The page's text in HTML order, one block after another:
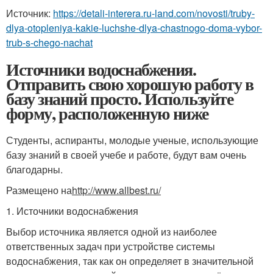
Источник: https://detali-interera.ru-land.com/novosti/truby-
dlya-otopleniya-kakie-luchshe-dlya-chastnogo-doma-vybor-
trub-s-chego-nachat
Источники водоснабжения.
Отправить свою хорошую работу в
базу знаний просто. Используйте
форму, расположенную ниже
Студенты, аспиранты, молодые ученые, использующие
базу знаний в своей учебе и работе, будут вам очень
благодарны.
Размещено наhttp://www.allbest.ru/
1. Источники водоснабжения
Выбор источника является одной из наиболее
ответственных задач при устройстве системы
водоснабжения, так как он определяет в значительной